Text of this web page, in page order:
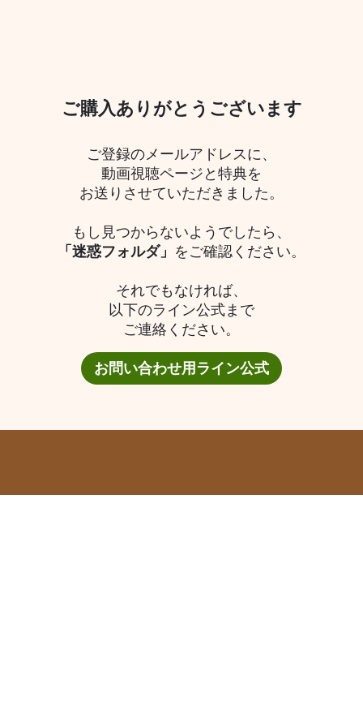
ご購入ありがとうございます
ご登録のメールアドレスに、
動画視聴ページと特典を
お送りさせていただきました。
もし見つからないようでしたら、
「迷惑フォルダ」 をご確認ください。
それでもなければ、
以下のライン公式まで
ご連絡ください。
お問い合わせ用ライン公式